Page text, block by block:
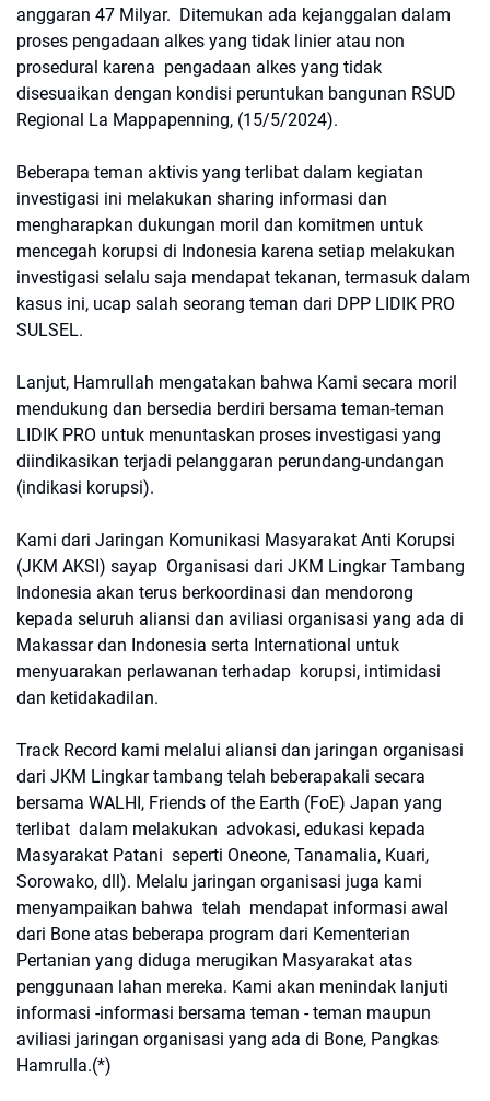
anggaran 47 Milyar. Ditemukan ada kejanggalan dalam
proses pengadaan alkes yang tidak linier atau non
prosedural karena pengadaan alkes yang tidak
disesuaikan dengan kondisi peruntukan bangunan RSUD
Regional La Mappapenning, (15/5/2024).
Beberapa teman aktivis yang terlibat dalam kegiatan
investigasi ini melakukan sharing informasi dan
mengharapkan dukungan moril dan komitmen untuk
mencegah korupsi di Indonesia karena setiap melakukan
investigasi selalu saja mendapat tekanan, termasuk dalam
kasus ini, ucap salah seorang teman dari DPP LIDIK PRO
SULSEL.
Lanjut, Hamrullah mengatakan bahwa Kami secara moril
mendukung dan bersedia berdiri bersama teman-teman
LIDIK PRO untuk menuntaskan proses investigasi yang
diindikasikan terjadi pelanggaran perundang-undangan
(indikasi korupsi).
Kami dari Jaringan Komunikasi Masyarakat Anti Korupsi
(JKM AKSI) sayap Organisasi dari JKM Lingkar Tambang
Indonesia akan terus berkoordinasi dan mendorong
kepada seluruh aliansi dan aviliasi organisasi yang ada di
Makassar dan Indonesia serta International untuk
menyuarakan perlawanan terhadap korupsi, intimidasi
dan ketidakadilan.
Track Record kami melalui aliansi dan jaringan organisasi
dari JKM Lingkar tambang telah beberapakali secara
bersama WALHI, Friends of the Earth (FoE) Japan yang
terlibat dalam melakukan advokasi, edukasi kepada
Masyarakat Patani seperti Oneone, Tanamalia, Kuari,
Sorowako, dll). Melalu jaringan organisasi juga kami
menyampaikan bahwa telah mendapat informasi awal
dari Bone atas beberapa program dari Kementerian
Pertanian yang diduga merugikan Masyarakat atas
penggunaan lahan mereka. Kami akan menindak lanjuti
informasi -informasi bersama teman - teman maupun
aviliasi jaringan organisasi yang ada di Bone, Pangkas
Hamrulla.(*)